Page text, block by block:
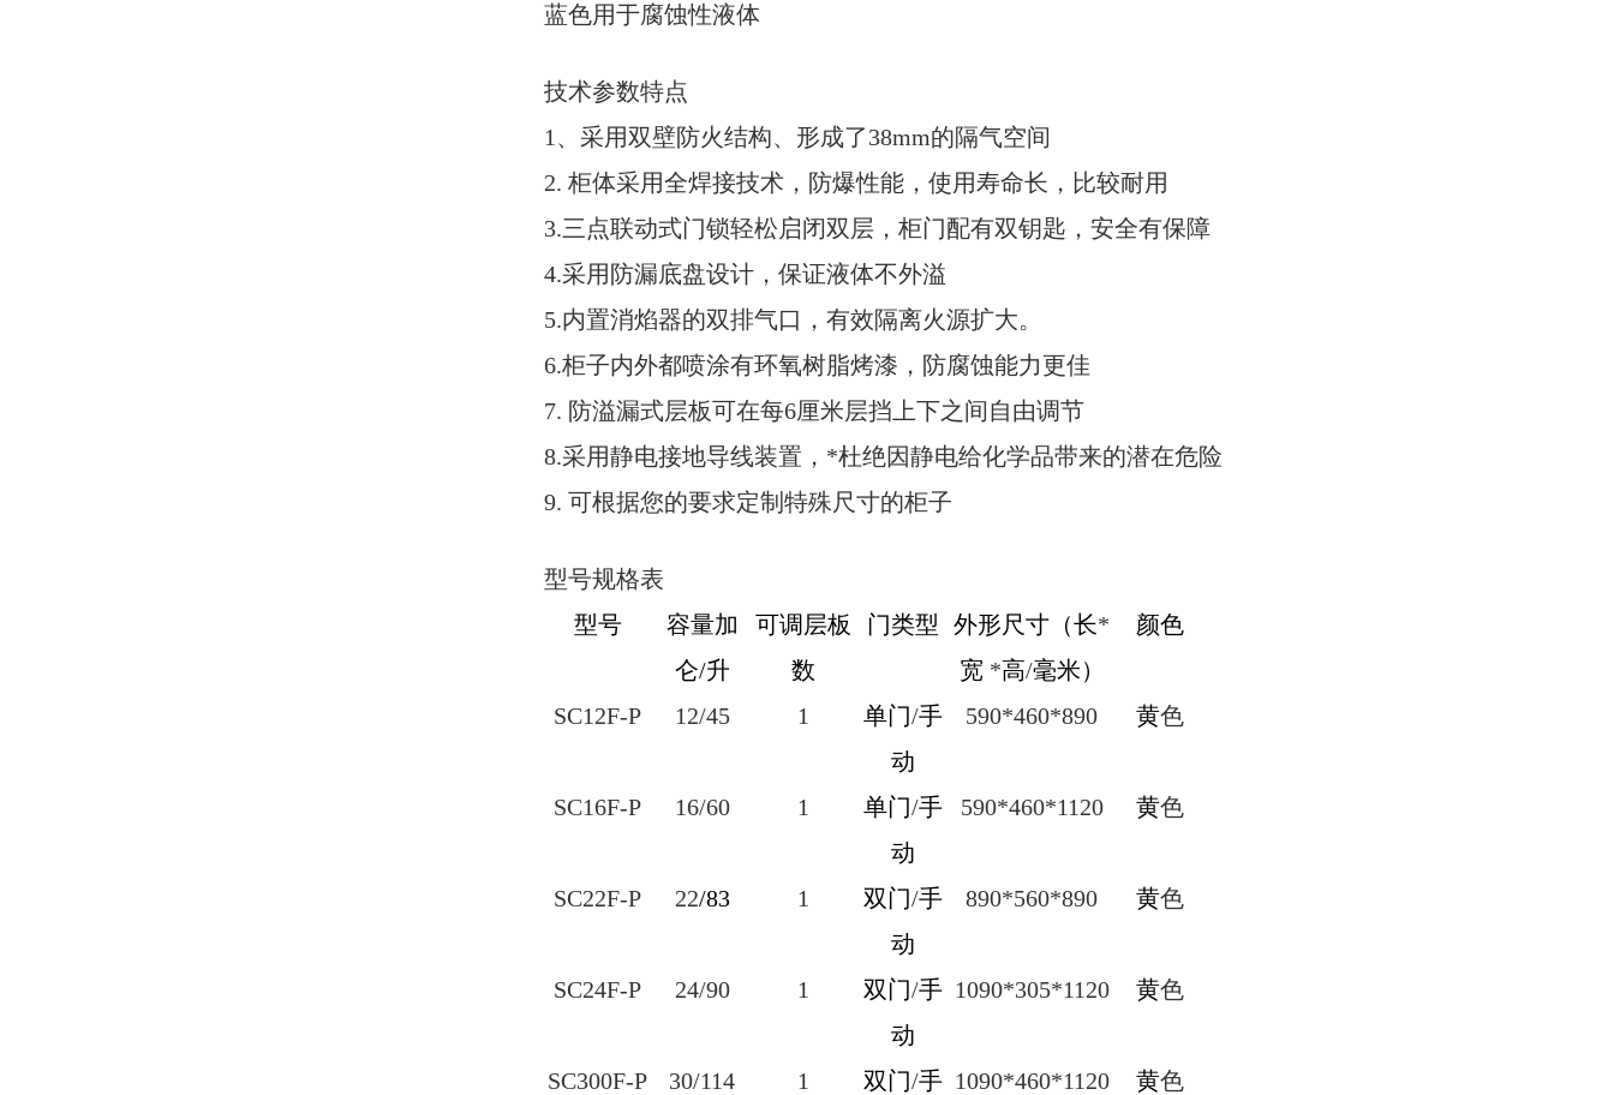
蓝色用于腐蚀性液体
技术参数特点
1 、采用双壁防火结构、形成了38mm的隔气空间
2. 柜体采用全焊接技术，防爆性能，使用寿命长，比较耐用
3.三点联动式门锁轻松启闭双层，柜门配有双钥匙，安全有保障
4.采用防漏底盘设计，保证液体不外溢
5.内置消焰器的双排气口，有效隔离火源扩大。
6.柜子内外都喷涂有环氧树脂烤漆，防腐蚀能力更佳
7. 防溢漏式层板可在每6厘米层挡上下之间自由调节
8.采用静电接地导线装置，*杜绝因静电给化学品带来的潜在危险
9. 可根据您的要求定制特殊尺寸的柜子
型号规格表
型号
容量加
仑/升
可调层板
数
门类型 外形尺寸（长*
宽 *高/毫米）
颜色
SC12F-P 12/45 1 单门/手
动
590*460*890 黄色
SC16F-P 16/60 1 单门/手
动
590*460*1120 黄色
SC22F-P 22/83 1 双门/手
动
890*560*890 黄色
SC24F-P 24/90 1 双门/手
动
1090*305*1120 黄色
SC300F-P 30/114 1 双门/手 1090*460*1120 黄色